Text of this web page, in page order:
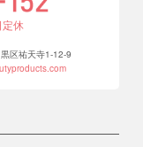
休
区祐天寺1-12-9